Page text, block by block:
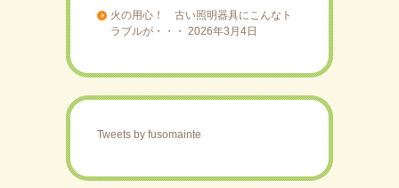
火の用心！ 古い照明器具にこんなト
ラブルが・・・ 2026年3月4日
Tweets by fusomainte